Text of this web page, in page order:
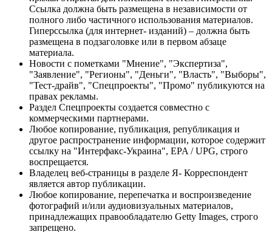
Ссылка должна быть размещена в независимости от
полного либо частичного использования материалов.
Гиперссылка (для интернет- изданий) – должна быть
размещена в подзаголовке или в первом абзаце
материала.
Новости с пометками "Мнение", "Экспертиза",
"Заявление", "Регионы", "Деньги", "Власть", "Выборы",
"Тест-драйв", "Спецпроекты", "Промо" публикуются на
правах рекламы.
Раздел Спецпроекты создается совместно с
коммерческими партнерами.
Любое копирование, публикация, републикация и
другое распространение информации, которое содержит
ссылку на "Интерфакс-Украина", EPA / UPG, строго
воспрещается.
Владелец веб-страницы в разделе Я- Корреспондент
является автор публикации.
Любое копирование, перепечатка и воспроизведение
фотографий и/или аудиовизуальных материалов,
принадлежащих правообладателю Getty Images, строго
запрещено.